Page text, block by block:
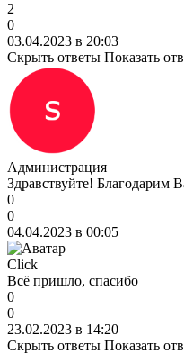
2
0
03.04.2023 в 20:03
Скрыть ответы Показать
Администрация
Здравствуйте! Благодарим
0
0
04.04.2023 в 00:05
Click
Всё пришло, спасибо
0
0
23.02.2023 в 14:20
Скрыть ответы Показать